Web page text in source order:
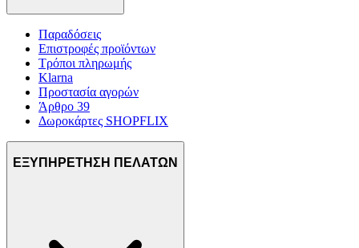
Παραδόσεις
Επιστροφές προϊόντων
Τρόποι πληρωμής
Klarna
Προστασία αγορών
Άρθρο 39
Δωροκάρτες SHOPFLIX
ΕΞΥΠΗΡΕΤΗΣΗ ΠΕΛΑΤΩΝ